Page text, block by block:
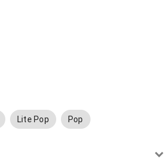
Lite Pop Pop